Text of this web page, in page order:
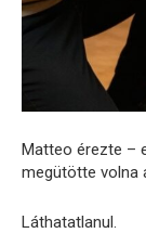
Matteo érezte –
megütötte volna
Láthatatlanul.